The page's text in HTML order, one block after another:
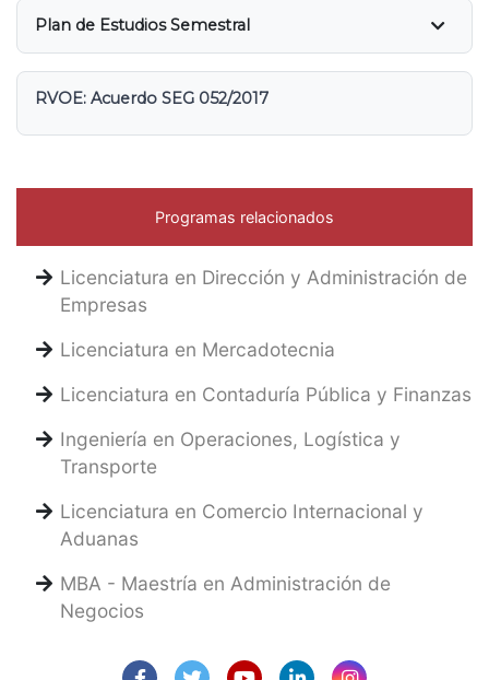
Plan de Estudios Semestral
RVOE: Acuerdo SEG 052/2017
Programas relacionados
Licenciatura en Dirección y Administración de
Empresas
Licenciatura en Mercadotecnia
Licenciatura en Contaduría Pública y Finanzas
Ingeniería en Operaciones, Logística y
Transporte
Licenciatura en Comercio Internacional y
Aduanas
MBA - Maestría en Administración de
Negocios